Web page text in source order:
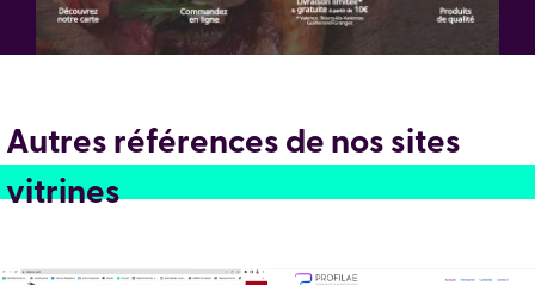
Autres références de nos sites
vitrines